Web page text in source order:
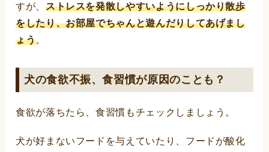
すが、 ストレスを発散しやすいようにしっかり散歩
をしたり、お部屋でちゃんと遊んだりしてあげまし
ょう。
犬の食欲不振、食習慣が原因のことも？
食欲が落ちたら、食習慣もチェックしましょう。
犬が好まないフードを与えていたり、フードが酸化